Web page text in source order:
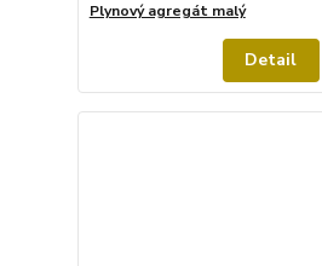
Plynový agregát malý
Detail